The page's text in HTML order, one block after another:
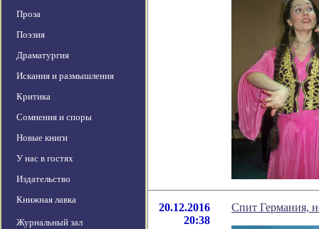
Проза
Поэзия
Драматургия
Искания и размышления
Критика
Сомнения и споры
Новые книги
У нас в гостях
Издательство
Книжная лавка
Журнальный зал
20.12.2016
20:38
Спит Германия,